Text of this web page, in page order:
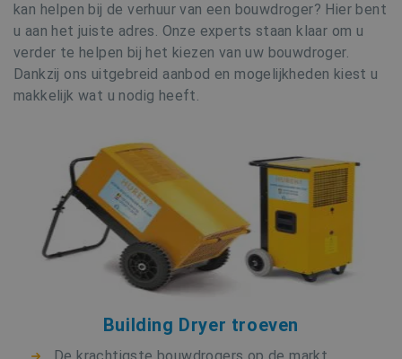
kan helpen bij de verhuur van een bouwdroger? Hier bent
u aan het juiste adres. Onze experts staan klaar om u
verder te helpen bij het kiezen van uw bouwdroger.
Dankzij ons uitgebreid aanbod en mogelijkheden kiest u
makkelijk wat u nodig heeft.
Building Dryer troeven